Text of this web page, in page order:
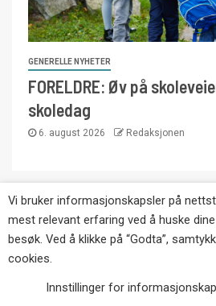
GENERELLE NYHETER
FORELDRE: Øv på
skoledag
6. august 2026 Redaksjonen
Copyright © Eikernytt.no
Pressetjeneste. Kopiering av
annonser er ikke tillatt uten etter
Websiden er laget i samarbeid
Vi bruker informasjonskapsler på
mest relevant erfaring ved å huske
besøk. Ved å klikke på “Godta”,
cookies.
Innstillinger for